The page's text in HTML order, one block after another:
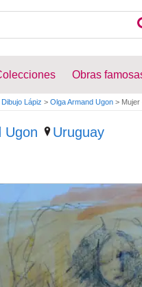
Obras
Dibujo Lápiz > Olga Armand Ugon > Mujer
Ugon Uruguay